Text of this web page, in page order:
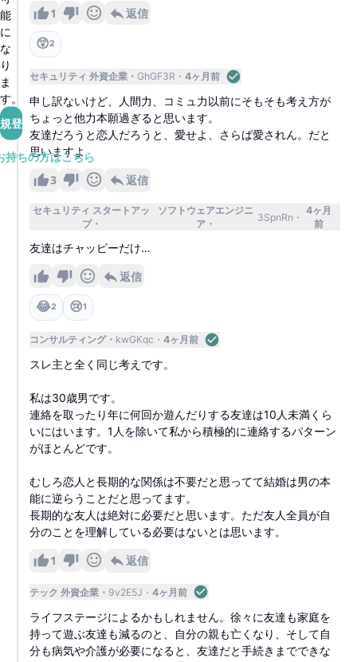
能
に
な
り
ま
す。
登録
持ちの方はこちら
1 返信
😲2
セキュリティ 外資企業 GhGF3R 4ヶ月前
申し訳ないけど、人間力、コミュ力以前にそもそも考え方が
ちょっと他力本願過ぎると思います。
友達だろうと恋人だろうと、愛せよ、さらば愛されん。だと
思いますよ
3 返信
セキュリティ スタートアッ
プ
ソフトウェアエンジニ
ア
3SpnRn
4ヶ月
前
友達はチャッピーだけ…
返信
😂2 😢1
コンサルティング kwGKqc 4ヶ月前
スレ主と全く同じ考えです。
私は30歳男です。
連絡を取ったり年に何回か遊んだりする友達は10人未満くら
いにはいます。1人を除いて私から積極的に連絡するパターン
がほとんどです。
むしろ恋人と長期的な関係は不要だと思ってて結婚は男の本
能に逆らうことだと思ってます。
長期的な友人は絶対に必要だと思います。ただ友人全員が自
分のことを理解している必要はないとは思います。
1 返信
テック 外資企業 9v2E5J 4ヶ月前
ライフステージによるかもしれません。徐々に友達も家庭を
持って遊ぶ友達も減るのと、自分の親も亡くなり、そして自
分も病気や介護が必要になると、友達だと手続きまでできな